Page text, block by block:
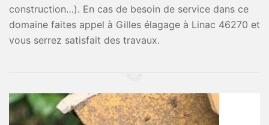
construction…). En cas de besoin de service dans ce
domaine faites appel à Gilles élagage à Linac 46270 et
vous serrez satisfait des travaux.